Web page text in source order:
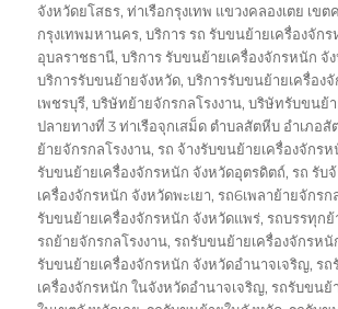
จังหวัดยโสธร,ท่าเรือกรุงเทพ แขวงคลองเตย เขต
กรุงเทพมหานคร,บริการ รถ รับขนย้ายเครื่องจัก
อุบลราชธานี,บริการ รับขนย้ายเครื่องจักรหนัก จั
บริการรับขนย้ายจังหวัด,บริการรับขนย้ายเครื่อง
เพชรบุรี,บริษัทย้ายจักรกลโรงงาน,บริษัทรับขนย้า
ปลายทางที่ 3 ท่าเรือจุกเสม็ด ตำบลสัตหีบ อำเภอ
ย้ายจักรกลโรงงาน,รถ จ้างรับขนย้ายเครื่องจักร
รับขนย้ายเครื่องจักรหนัก จังหวัดอุตรดิตถ์,รถ รับ
เครื่องจักรหนัก จังหวัดพะเยา,รถ6เพลาย้ายจักรก
รับขนย้ายเครื่องจักรหนัก จังหวัดแพร่,รถบรรทุกย้
รถย้ายจักรกลโรงงาน,รถรับขนย้ายเครื่องจักรห
รับขนย้ายเครื่องจักรหนัก จังหวัดอำนาจเจริญ,รถ
เครื่องจักรหนัก ในจังหวัดอำนาจเจริญ,รถรับขนย้